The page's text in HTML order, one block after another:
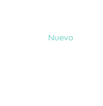
Nuevo